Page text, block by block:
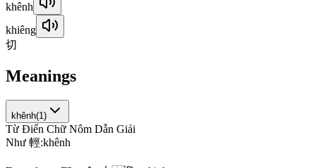
khênh
khiêng
切
Meanings
khênh(1 )
Từ Điển Chữ Nôm Dẫn Giải
Như 輕:khênh